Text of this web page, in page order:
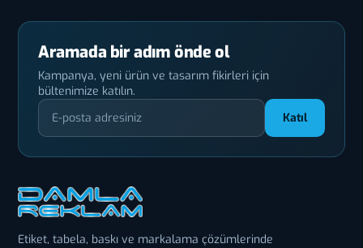
Aramada bir adım önde ol
Kampanya, yeni ürün ve tasarım fikirleri için
bültenimize katılın.
Katıl
Etiket, tabela, baskı ve markalama çözümlerinde